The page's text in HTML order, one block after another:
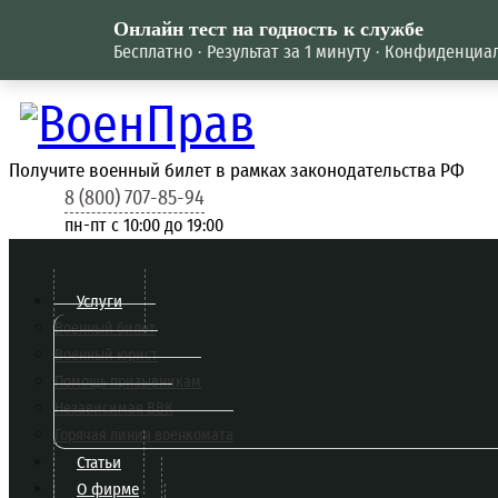
Получите военный билет в рамках законодательства РФ
8 (800) 707-85-94
пн-пт c 10:00 до 19:00
Услуги
Военный билет
Военный юрист
Помощь призывникам
Независимая ВВК
Горячая линия военкомата
Статьи
О фирме
Онлайн тест на годность к службе
Бесплатно · Результат за 1 минуту ·